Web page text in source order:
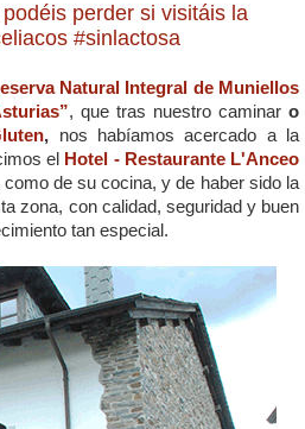
perder si visitáis la
#sinlactosa
Natural Integral de Muniellos
, que tras nuestro caminar o
, nos habíamos acercado a la
el
Hotel - Restaurante L'Anceo
de su cocina, y de haber sido la
zona, con calidad, seguridad y buen
tan especial.